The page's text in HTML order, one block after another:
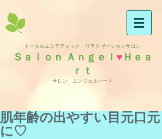
トータルエステティック・リラクゼーションサロン
Ｓａｌｏｎ Ａｎｇｅｌ ♥ Ｈｅａ
ｒｔ
サロン エンジェルハート
肌年齢の出やすい目元口元
に♡